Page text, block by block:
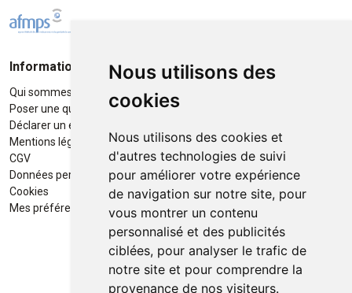
Nous utilisons des
cookies
Nous utilisons des cookies et
d'autres technologies de suivi
pour améliorer votre expérience
de navigation sur notre site, pour
vous montrer un contenu
personnalisé et des publicités
ciblées, pour analyser le trafic de
notre site et pour comprendre la
provenance de nos visiteurs.
Informations
Qui sommes-nous ?
Poser une question
Déclarer un effet indésirable
Mentions légales
CGV
Données personnelles
Cookies
Mes préférences Cookies
Moyens de paiement
Retrait / Livraison
Retrait à la pharmacie en Click
Livraison cyclo-urbaines à Liège
avec :